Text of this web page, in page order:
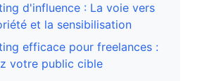
d'influence : La voie vers
et la sensibilisation
efficace pour freelances :
votre public cible